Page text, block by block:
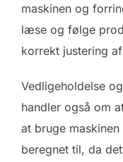
maskinen og
læse og følge
korrekt justering
Vedligeholdelse
handler også om
at bruge
beregnet til, da